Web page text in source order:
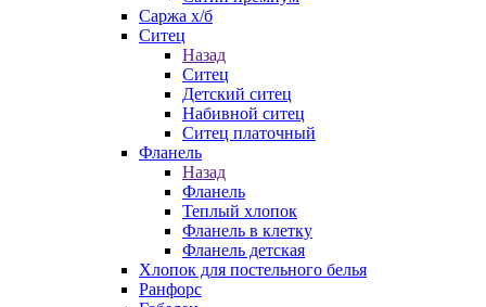
Саржа х/б
Ситец
Назад
Ситец
Детский ситец
Набивной ситец
Ситец платочный
Фланель
Назад
Фланель
Теплый хлопок
Фланель в клетку
Фланель детская
Хлопок для постельного белья
Ранфорс